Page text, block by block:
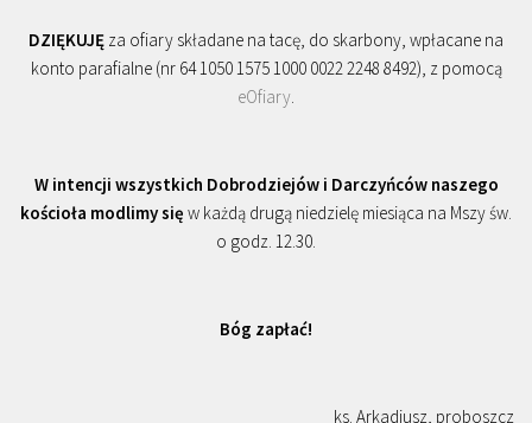
DZIĘKUJĘ za ofiary składane na tacę, do skarbony, wpłacane na
konto parafialne (nr 64 1050 1575 1000 0022 2248 8492), z pomocą
eOfiary
W intencji wszystkich Dobrodziejów i Darczyńców naszego
kościoła modlimy się w każdą drugą niedzielę miesiąca na Mszy św.
o godz. 12.30.
Bóg zapłać!
ks. Arkadiusz, proboszcz